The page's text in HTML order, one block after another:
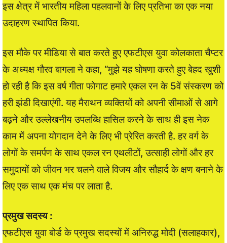
इस क्षेत्र में भारतीय महिला पहलवानों के लिए प्रतिभा का एक नया
उदाहरण स्थापित किया.
इस मौके पर मीडिया से बात करते हुए एफटीएस युवा कोलकाता चैप्टर
के अध्यक्ष गौरव बागला ने कहा, “मुझे यह घोषणा करते हुए बेहद खुशी
हो रही है कि इस वर्ष गीता फोगाट हमारे एकल रन के 5वें संस्करण को
हरी झंडी दिखाएंगी. यह मैराथन व्यक्तियों को अपनी सीमाओं से आगे
बढ़ने और उल्लेखनीय उपलब्धि हासिल करने के साथ ही इस नेक
काम में अपना योगदान देने के लिए भी प्रेरित करती है. हर वर्ग के
लोगों के समर्पण के साथ एकल रन एथलीटों, उत्साही लोगों और हर
समुदायों को जीवन भर चलने वाले विजय और सौहार्द के क्षण बनाने के
लिए एक साथ एक मंच पर लाता है.
प्रमुख सदस्य :
एफटीएस युवा बोर्ड के प्रमुख सदस्यों में अनिरुद्ध मोदी (सलाहकार),